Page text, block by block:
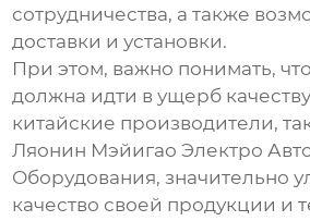
сотрудничества, а также
доставки и установки.
При этом, важно понимать,
должна идти в ущерб
китайские производители,
Ляонин Мэйигао Электро
Оборудования, значительно
качество своей продукции и